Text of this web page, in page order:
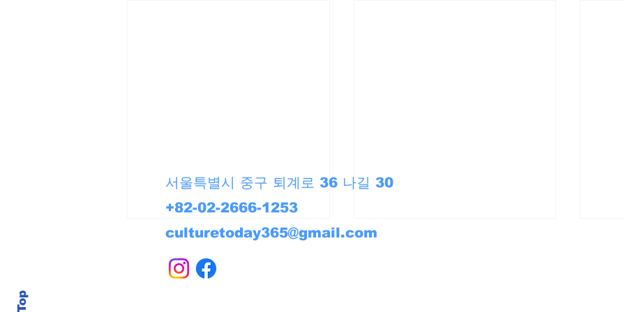
서울특별시 중구 퇴계로 36 나길 30
+82-02-2666-1253
culturetoday365@gmail.com